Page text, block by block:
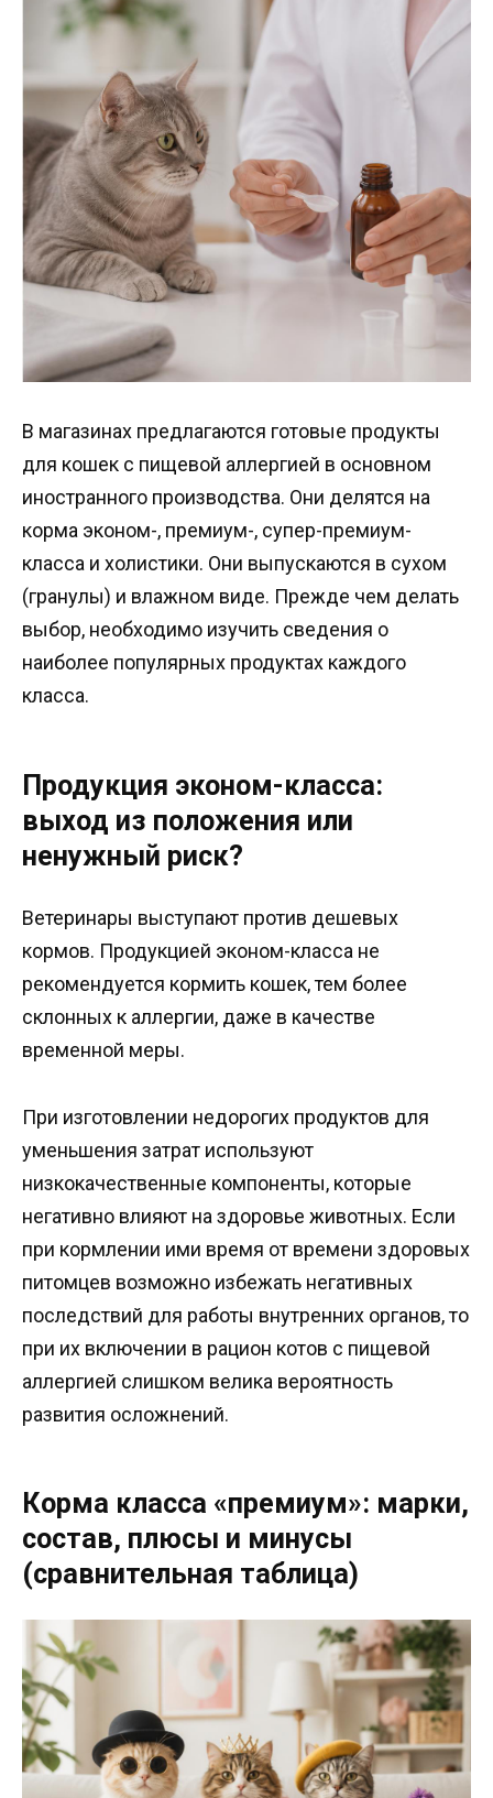
В магазинах предлагаются готовые продукты
для кошек с пищевой аллергией в основном
иностранного производства. Они делятся на
корма эконом-, премиум-, супер-премиум-
класса и холистики. Они выпускаются в сухом
(гранулы) и влажном виде. Прежде чем делать
выбор, необходимо изучить сведения о
наиболее популярных продуктах каждого
класса.
Продукция эконом-класса:
выход из положения или
ненужный риск?
Ветеринары выступают против дешевых
кормов. Продукцией эконом-класса не
рекомендуется кормить кошек, тем более
склонных к аллергии, даже в качестве
временной меры.
При изготовлении недорогих продуктов для
уменьшения затрат используют
низкокачественные компоненты, которые
негативно влияют на здоровье животных. Если
при кормлении ими время от времени здоровых
питомцев возможно избежать негативных
последствий для работы внутренних органов, то
при их включении в рацион котов с пищевой
аллергией слишком велика вероятность
развития осложнений.
Корма класса «премиум»: марки,
состав, плюсы и минусы
(сравнительная таблица)